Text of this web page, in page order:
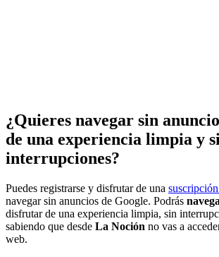
¿Quieres navegar sin
de una experiencia limpia y
interrupciones?
Puedes registrarse y disfrutar de una
navegar sin anuncios de Google. Podrás
disfrutar de una experiencia limpia, sin
sabiendo que desde La Noción no vas a
web.